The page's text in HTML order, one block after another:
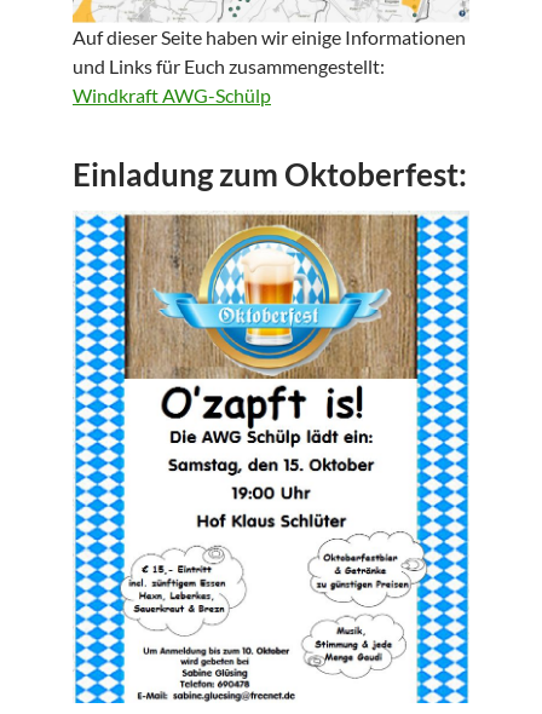
Auf dieser Seite haben wir einige Informationen
und Links für Euch zusammengestellt:
Windkraft AWG-Schülp
Einladung zum Oktoberfest: